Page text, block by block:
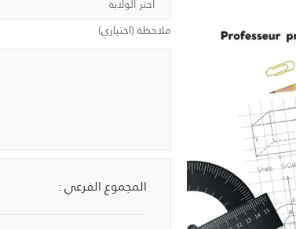
ملاحظة (اختياري)
المجموع الفرعي :